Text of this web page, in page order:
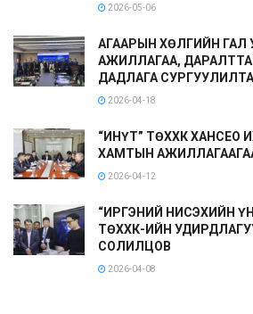
2026-05-06
АГААРЫН ХӨЛГИЙН ГАЛ
АЖИЛЛАГАА,
ДАДЛАГА
2026-04-18
“ИНҮТ” ТӨХХК ХАНСЕО
ХАМТЫН
2026-04-12
“ИРГЭНИЙ НИСЭХИЙН
ТӨХХК-ИЙН
СОЛИЛЦОВ
2026-04-08